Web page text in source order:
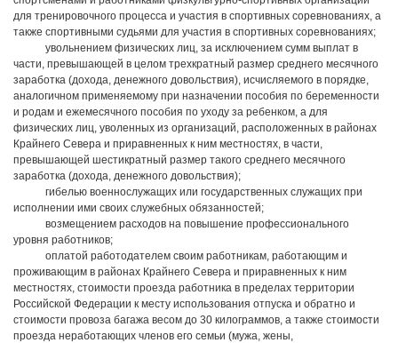
для тренировочного процесса и участия в спортивных соревнованиях, а
также спортивными судьями для участия в спортивных соревнованиях;
увольнением физических лиц, за исключением сумм выплат в
части, превышающей в целом трехкратный размер среднего месячного
заработка (дохода, денежного довольствия), исчисляемого в порядке,
аналогичном применяемому при назначении пособия по беременности
и родам и ежемесячного пособия по уходу за ребенком, а для
физических лиц, уволенных из организаций, расположенных в районах
Крайнего Севера и приравненных к ним местностях, в части,
превышающей шестикратный размер такого среднего месячного
заработка (дохода, денежного довольствия);
гибелью военнослужащих или государственных служащих при
исполнении ими своих служебных обязанностей;
возмещением расходов на повышение профессионального
уровня работников;
оплатой работодателем своим работникам, работающим и
проживающим в районах Крайнего Севера и приравненных к ним
местностях, стоимости проезда работника в пределах территории
Российской Федерации к месту использования отпуска и обратно и
стоимости провоза багажа весом до 30 килограммов, а также стоимости
проезда неработающих членов его семьи (мужа, жены,